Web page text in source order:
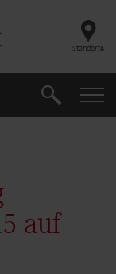
Standorte
Suche
auf